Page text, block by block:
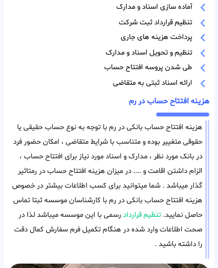
آماده سازی اسناد و مدارک
تنظیم قرارداد ثبت شرکت
پرداخت هزینه های جاری
تنظیم و تحویل اسناد و مدارک
طی شدن پروسه افتتاح حساب
ارائه اسناد ثبتی به متقاضی
هزینه افتتاح حساب در رم
هزینه افتتاح حساب بانکی در رم با توجه به نوع حساب حقیقی یا
حقوقی متغییر بوده و متناسب با شرایط متقاضی ، امکان حضور فرد
در بانک مورد نظر ، مدارک و اسناد مورد نیاز برای افتتاح حساب ،
الزام داشتن اقامت و .... در میزان هزینه افتتاح حساب در رمتاثیر
گذار میباشد . شما میتوانید برای کسب اطلاعات بیشتر در خصوص
هزینه افتتاح حساب بانکی در رم با کارشناسان موسسه ثبتا تماس
حاصل نمایید. تنظیم قرارداد رسمی با این موسسه میباشد لذا در
صحت اطلاعات وارد شده در هنگام تکمیل فرم سفارش کمال دقت
را داشته باشید .